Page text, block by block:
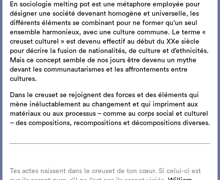
En sociologie melting pot est une métaphore employée pour
désigner une société devenant homogène et universelle, les
différents éléments se combinant pour ne former qu’un seul
ensemble harmonieux, avec une culture commune. Le terme «
creuset culturel » est devenu effectif au début du XXe siècle
pour décrire la fusion de nationalités, de culture et d’ethnicités.
Mais ce concept semble de nos jours être devenu un mythe
devant les communautarismes et les affrontements entre
cultures.
Dans le creuset se rejoignent des forces et des éléments qui
mène inéluctablement au changement et qui impriment aux
matériaux ou aux processus – comme au corps social et culturel
– des compositions, recompositions et décompositions diverses.
Tes actes naissent dans le creuset de ton cœur. Si celui-ci est